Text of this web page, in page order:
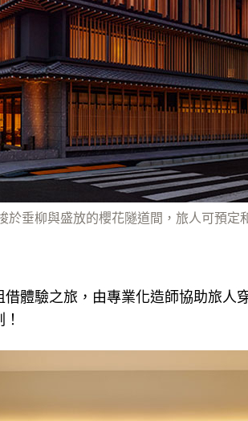
於垂柳與盛放的櫻花隧道間，旅人可預
體驗之旅，由專業化造師協助旅人